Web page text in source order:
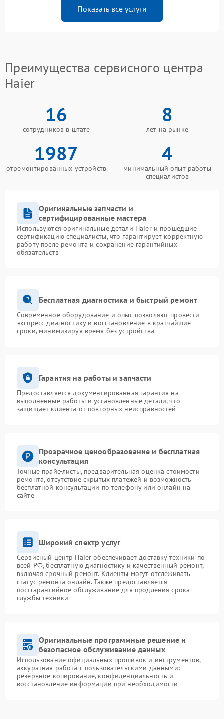
Показать все услуги
Преимущества сервисного центра
Haier
16
сотрудников в штате
8
лет на рынке
1987
отремонтированных устройств
4
минимальный опыт работы
специалистов
Оригинальные запчасти и
сертифицированные мастера
Используются оригинальные детали Haier и прошедшие
сертификацию специалисты, что гарантирует корректную
работу после ремонта и сохранение гарантийных
обязательств
Бесплатная диагностика и быстрый ремонт
Современное оборудование и опыт позволяют провести
экспресс-диагностику и восстановление в кратчайшие
сроки, минимизируя время без устройства
Гарантия на работы и запчасти
Предоставляется документированная гарантия на
выполненные работы и установленные детали, что
защищает клиента от повторных неисправностей
Прозрачное ценообразование и бесплатная
консультация
Точные прайс-листы, предварительная оценка стоимости
ремонта, отсутствие скрытых платежей и возможность
бесплатной консультации по телефону или онлайн на
сайте
Широкий спектр услуг
Сервисный центр Haier обеспечивает доставку техники по
всей РФ, бесплатную диагностику и качественный ремонт,
включая срочный ремонт. Клиенты могут отслеживать
статус ремонта онлайн. Также предоставляется
постгарантийное обслуживание для продления срока
службы техники
Оригинальные программные решение и
безопасное обслуживание данных
Использование официальных прошивок и инструментов,
аккуратная работа с пользовательскими данными:
резервное копирование, конфиденциальность и
восстановление информации при необходимости